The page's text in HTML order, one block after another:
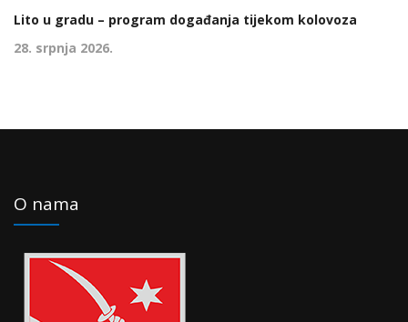
Lito u gradu – program događanja tijekom kolovoza
28. srpnja 2026.
O nama